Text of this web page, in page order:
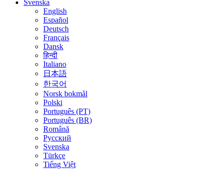
Svenska
English
Español
Deutsch
Français
Dansk
हिन्दी
Italiano
日本語
한국어
Norsk bokmål
Polski
Português (PT)
Português (BR)
Română
Русский
Svenska
Türkçe
Tiếng Việt